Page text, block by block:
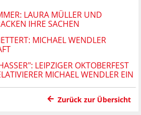
LAURA MÜLLER UND
IHRE SACHEN
MICHAEL WENDLER
LEIPZIGER OKTOBERFEST
MICHAEL WENDLER EIN
Zurück zur Übersicht